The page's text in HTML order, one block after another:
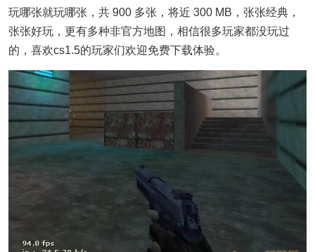
玩哪张就玩哪张，共 900 多张，将近 300 MB，张张经典，
张张好玩，更有多种非官方地图，相信很多玩家都没玩过
的，喜欢cs1.5的玩家们欢迎免费下载体验。